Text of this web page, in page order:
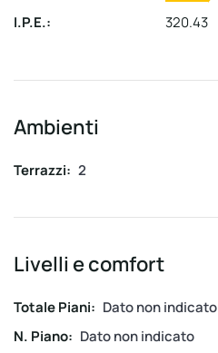
I.P.E.:
320.43
Ambienti
Terrazzi: 2
Livelli e comfort
Totale Piani: Dato non indicato
N. Piano: Dato non indicato